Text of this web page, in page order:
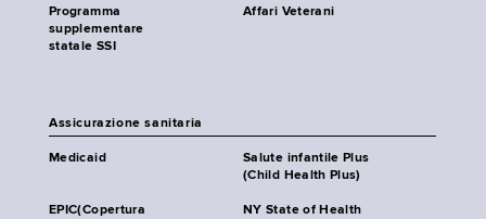
Programma
supplementare
statale SSI
Affari Veterani
Assicurazione sanitaria
Medicaid
Salute infantile Plus
(Child Health Plus)
EPIC(Copertura
NY State of Health